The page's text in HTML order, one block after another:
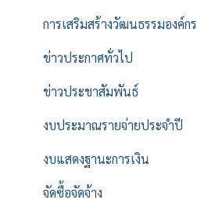
การเสริมสร้างวัฒนธรรมองค์กร
ข่าวประกาศทั่วไป
ข่าวประชาสัมพันธ์
งบประมาณรายจ่ายประจำปี
งบแสดงฐานะการเงิน
จัดซื้อจัดจ้าง